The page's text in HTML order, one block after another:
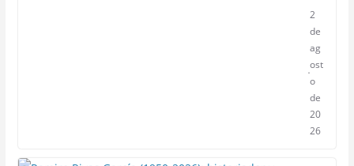
2
de
ag
ost
o
de
20
26